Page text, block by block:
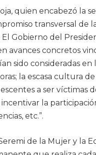
quien encabezó la
transversal de
Gobierno del
avances concretos
sido consideradas en
la escasa cultura
a ser víctimas
la
etc.”.
de la Mujer y la